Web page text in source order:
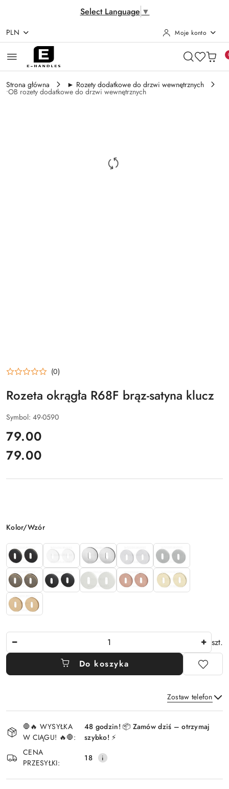
Select Language ▼
Przejdź do treści głównej
Przejdź do wyszukiwarki
Przejdź do moje konto
Przejdź do menu głównego
Przejdź do opisu produktu
Przejdź do stopki
PLN Moje konto
Strona główna ► Rozety dodatkowe do drzwi wewnętrznych
•OB rozety dodatkowe do drzwi wewnętrznych
(0)
Rozeta okrągła R68F brąz-satyna klucz
Symbol: 49-0590
cena:
79.00
Cena:
79.00
Wariant
Kolor/Wzór
szt.
Do koszyka
Zostaw telefon
Wyślij
i
dostawa
🛑🔥 WYSYŁKA
W CIĄGU! 🔥🛑:
48 godzin! 📦 Zamów dziś – otrzymaj
szybko! ⚡
CENA
PRZESYŁKI:
18